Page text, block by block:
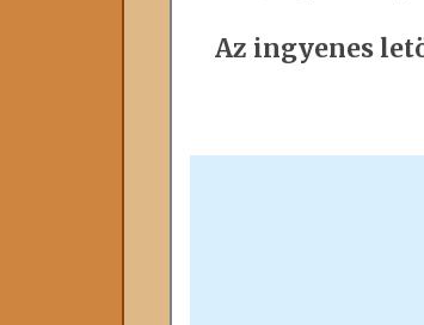
Az ingyenes